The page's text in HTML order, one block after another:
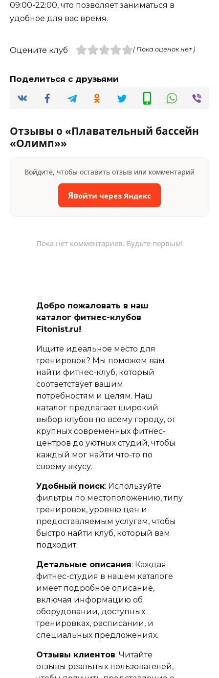
09:00-22:00, что позволяет заниматься в
удобное для вас время.
Оцените клуб ( Пока оценок нет )
Поделиться с друзьями
Отзывы о «Плавательный бассейн
«Олимп»»
Войдите, чтобы оставить отзыв или комментарий
ЯВойти через Яндекс
Пока нет комментариев. Будьте первым!
Добро пожаловать в наш
каталог фитнес-клубов
Fitonist.ru!
Ищите идеальное место для
тренировок? Мы поможем вам
найти фитнес-клуб, который
соответствует вашим
потребностям и целям. Наш
каталог предлагает широкий
выбор клубов по всему городу, от
крупных современных фитнес-
центров до уютных студий, чтобы
каждый мог найти что-то по
своему вкусу.
Удобный поиск: Используйте
фильтры по местоположению, типу
тренировок, уровню цен и
предоставляемым услугам, чтобы
быстро найти клуб, который вам
подходит.
Детальные описания: Каждая
фитнес-студия в нашем каталоге
имеет подробное описание,
включая информацию об
оборудовании, доступных
тренировках, расписании, и
специальных предложениях.
Отзывы клиентов: Читайте
отзывы реальных пользователей,